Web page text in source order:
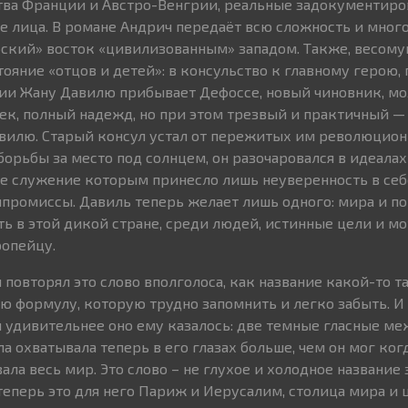
Франции и Австро-Венгрии, реальные
лица. В романе Андрич передаёт всю сложность и
восток «цивилизованным» западом. Также,
«отцов и детей»: в консульство к главному
Жану Давилю прибывает Дефоссе, новый чиновник,
полный надежд, но при этом трезвый и практичный —
Старый консул устал от пережитых им
за место под солнцем, он разочаровался в
служение которым принесло лишь неуверенность в
Давиль теперь желает лишь одного: мира и
в этой дикой стране, среди людей, истинные цели и
это слово вполголоса, как название какой-то
формулу, которую трудно запомнить и легко забыть.
удивительнее оно ему казалось: две темные гласные
охватывала теперь в его глазах больше, чем он мог
весь мир. Это слово – не глухое и холодное название
это для него Париж и Иерусалим, столица мира и